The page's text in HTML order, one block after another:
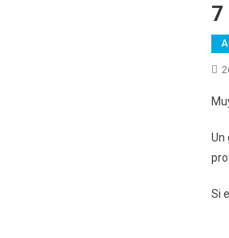
7
Un
Si